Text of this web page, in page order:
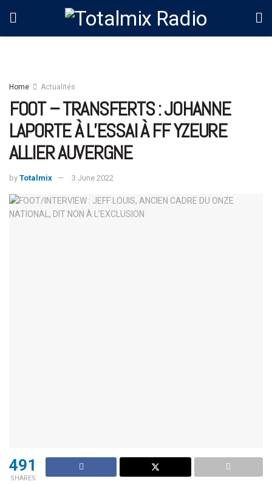
Home Actualités
FOOT – TRANSFERTS : JOHANNE
LAPORTE À L’ESSAI À FF YZEURE
ALLIER AUVERGNE
by Totalmix 3 June 2022
491
SHARES